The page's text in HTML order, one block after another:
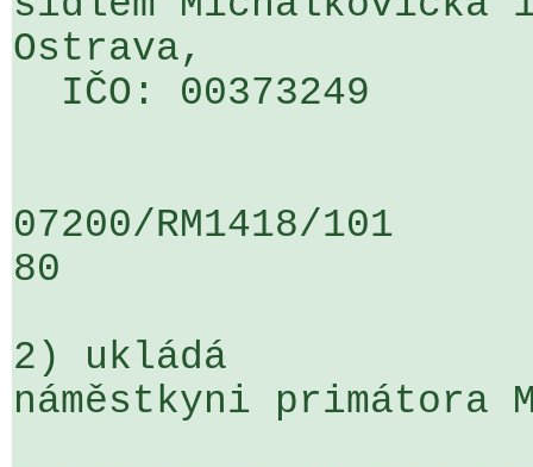
Ostrava,
07200/RM1418/
80
2) ukládá
náměstkyni primátora